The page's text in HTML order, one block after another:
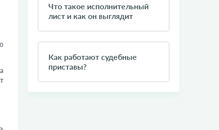
Что такое исполнительный
лист и как он выглядит
Как работают судебные
приставы?